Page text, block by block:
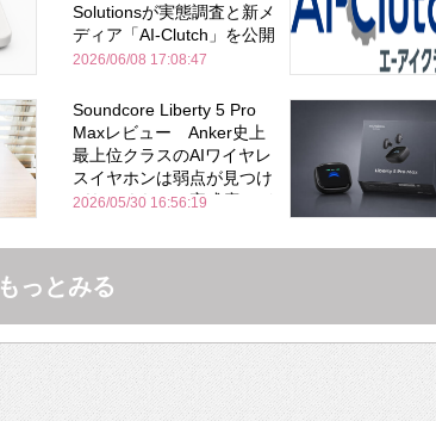
Solutionsが実態調査と新メ
ディア「AI-Clutch」を公開
2026/06/08 17:08:47
Soundcore Liberty 5 Pro
Maxレビュー Anker史上
最上位クラスのAIワイヤレ
スイヤホンは弱点が見つけ
づらいくらいの完成度にび
Bose並み
2026/05/30 16:56:19
もっとみる